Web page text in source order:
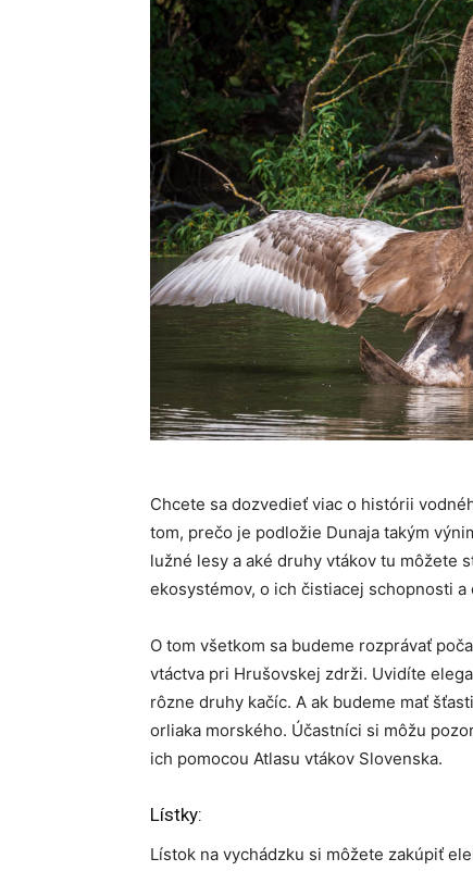
Chcete sa dozvedieť viac o histórii
tom, prečo je podložie Dunaja takým
lužné lesy a aké druhy vtákov tu môžete
ekosystémov, o ich čistiacej schopnosti
O tom všetkom sa budeme rozprávať
vtáctva pri Hrušovskej zdrži. Uvidíte
rôzne druhy kačíc. A ak budeme mať
orliaka morského. Účastníci si môžu
ich pomocou Atlasu vtákov Slovenska.
Lístky:
Lístok na vychádzku si môžete zakúpiť